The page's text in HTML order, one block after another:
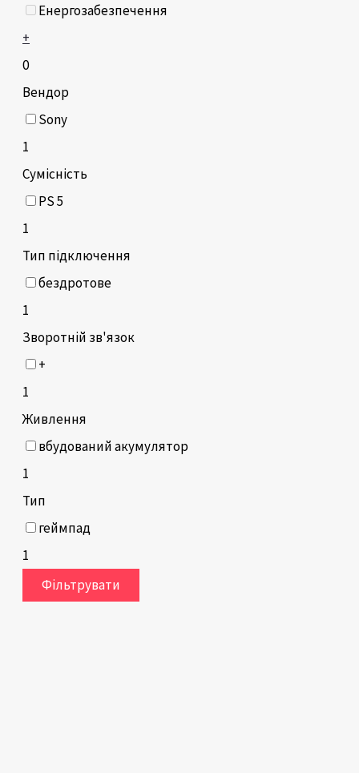
Енергозабезпечення
+
0
Вендор
Sony
1
Сумісність
PS 5
1
Тип підключення
бездротове
1
Зворотній зв'язок
+
1
Живлення
вбудований акумулятор
1
Тип
геймпад
1
Фільтрувати